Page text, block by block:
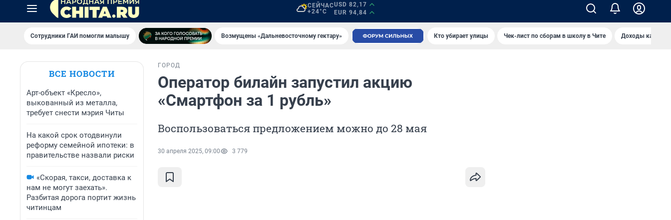
СЕЙЧАС
+24°C
USD 82,17
EUR 94,84
Сотрудники ГАИ помогли малышу Возмущены «Дальневосточному гектару» Кто убирает улицы Чек-лист по сборам в школу в Чите Доходы
ВСЕ НОВОСТИ
Арт-объект «Кресло»,
выкованный из металла,
требует снести мэрия Читы
На какой срок отодвинули
реформу семейной ипотеки: в
правительстве назвали риски
«Скорая, такси, доставка к
нам не могут заехать».
Разбитая дорога портит жизнь
читинцам
ГОРОД
Оператор билайн запустил акцию
«Смартфон за 1 рубль»
Воспользоваться предложением можно до 28 мая
30 апреля 2025, 09:00 3 779